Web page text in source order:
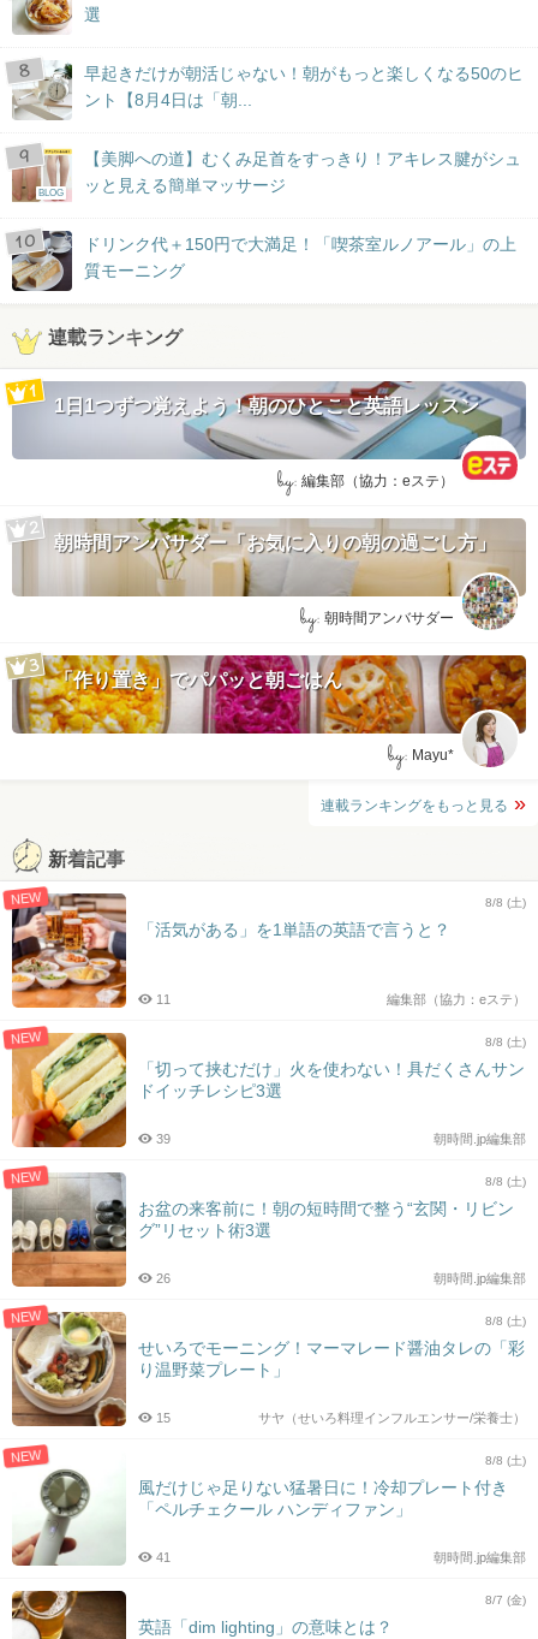
選
早起きだけが朝活じゃない！朝がもっと楽しくなる50のヒ
ント【8月4日は「朝...
BLOG
【美脚への道】むくみ足首をすっきり！アキレス腱がシュ
ッと見える簡単マッサージ
ドリンク代＋150円で大満足！「喫茶室ルノアール」の上
質モーニング
連載ランキング
1日1つずつ覚えよう！朝のひとこと英語レッスン
by: 編集部（協力：eステ）
朝時間アンバサダー「お気に入りの朝の過ごし方」
by: 朝時間アンバサダー
「作り置き」でパパッと朝ごはん
by: Mayu*
連載ランキングをもっと見る
新着記事
NEW 8/8 (土)
「活気がある」を1単語の英語で言うと？
編集部（協力：eステ）
11
NEW 8/8 (土)
「切って挟むだけ」火を使わない！具だくさんサン
ドイッチレシピ3選
朝時間.jp編集部
39
NEW 8/8 (土)
お盆の来客前に！朝の短時間で整う“玄関・リビン
グ”リセット術3選
朝時間.jp編集部
26
NEW 8/8 (土)
せいろでモーニング！マーマレード醤油タレの「彩
り温野菜プレート」
サヤ（せいろ料理インフルエンサー/栄養士）
15
NEW 8/8 (土)
風だけじゃ足りない猛暑日に！冷却プレート付き
「ペルチェクール ハンディファン」
朝時間.jp編集部
41
8/7 (金)
英語「dim lighting」の意味とは？